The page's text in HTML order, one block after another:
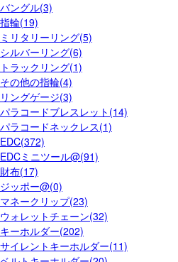
バングル(3)
指輪(19)
ミリタリーリング(5)
シルバーリング(6)
トラックリング(1)
その他の指輪(4)
リングゲージ(3)
パラコードブレスレット(14)
パラコードネックレス(1)
EDC(372)
EDCミニツール@(91)
財布(17)
ジッポー@(0)
マネークリップ(23)
ウォレットチェーン(32)
キーホルダー(202)
サイレントキーホルダー(11)